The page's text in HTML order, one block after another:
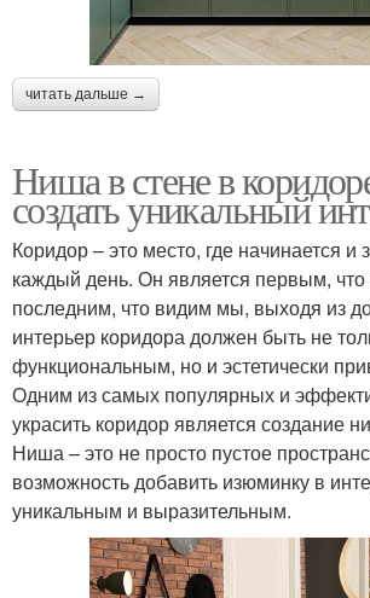
читать дальше →
Ниша в стене в
создать уникальный
Коридор – это место, где начинается и
каждый день. Он является первым, что
последним, что видим мы, выходя из
интерьер коридора должен быть не
функциональным, но и эстетически
Одним из самых популярных и
украсить коридор является создание
Ниша – это не просто пустое
возможность добавить изюминку в
уникальным и выразительным.